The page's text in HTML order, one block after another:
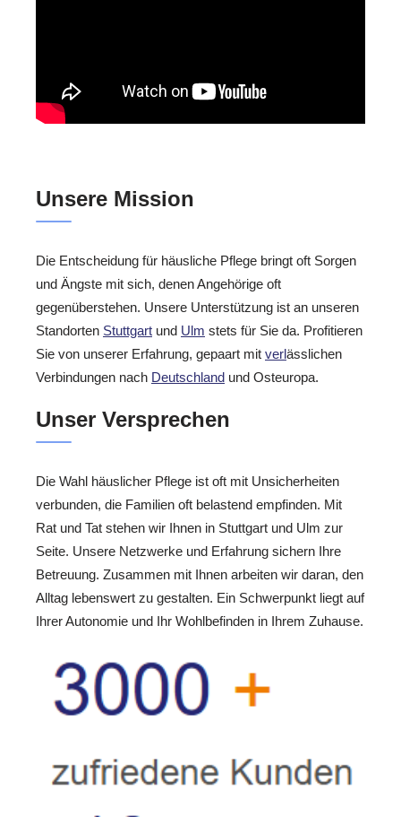
Unsere Mission
Die Entscheidung für häusliche Pflege bringt oft Sorgen
und Ängste mit sich, denen Angehörige oft
gegenüberstehen. Unsere Unterstützung ist an unseren
Standorten Stuttgart und Ulm stets für Sie da. Profitieren
Sie von unserer Erfahrung, gepaart mit verlässlichen
Verbindungen nach Deutschland und Osteuropa.
Unser Versprechen
Die Wahl häuslicher Pflege ist oft mit Unsicherheiten
verbunden, die Familien oft belastend empfinden. Mit
Rat und Tat stehen wir Ihnen in Stuttgart und Ulm zur
Seite. Unsere Netzwerke und Erfahrung sichern Ihre
Betreuung. Zusammen mit Ihnen arbeiten wir daran, den
Alltag lebenswert zu gestalten. Ein Schwerpunkt liegt auf
Ihrer Autonomie und Ihr Wohlbefinden in Ihrem Zuhause.